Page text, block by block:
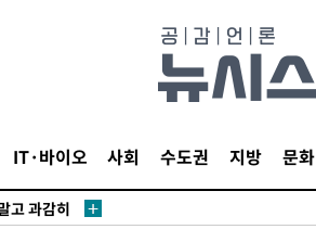
IT·바이오 사회 수도권 지방 문화
…이병태
10.3만개
고 과감히